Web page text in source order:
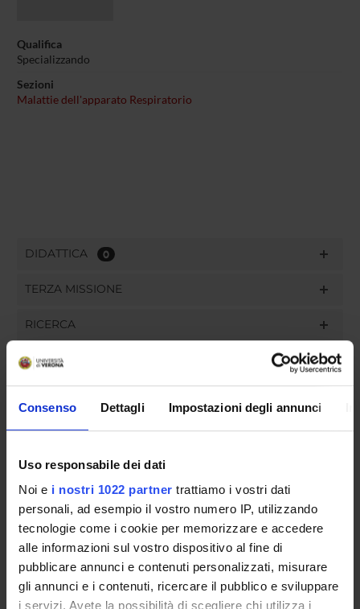
Consenso Dettagli Impostazioni degli annunci
Uso responsabile dei dati
Noi e i nostri 1022 partner trattiamo i vostri dati
personali, ad esempio il vostro numero IP, utilizzando
tecnologie come i cookie per memorizzare e accedere
alle informazioni sul vostro dispositivo al fine di
pubblicare annunci e contenuti personalizzati, misurare
gli annunci e i contenuti, ricercare il pubblico e sviluppare
i servizi. Avete la possibilità di scegliere chi utilizza i
Qualifica
Specializzando
Sezioni
Malattie dell'apparato Respiratorio
DIDATTICA 0
TERZA MISSIONE
RICERCA
PROGETTI
ORGANIZZAZIONE
GOVERNANCE
COMMISSIONI
UFFICI E STRUTTURE DI SERVIZIO